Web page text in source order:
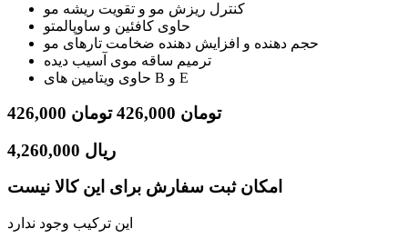
کنترل ریزش مو و تقویت ریشه مو
حاوی کافئین و ساوپالمتو
حجم دهنده و افزایش دهنده ضخامت تارهای مو
ترمیم ساقه موی آسیب دیده
حاوی ویتامین های B و E
426,000 تومان 426,000تومان
4,260,000 ریال
امکان ثبت سفارش برای این کالا نیست
این ترکیب وجود ندارد